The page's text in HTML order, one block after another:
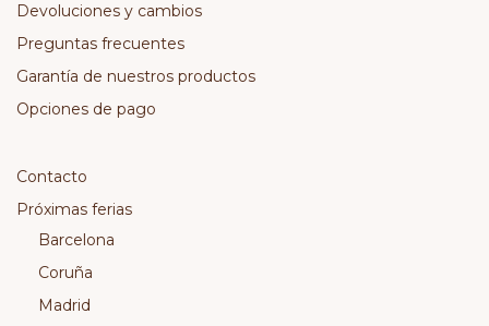
Devoluciones y cambios
Preguntas frecuentes
Garantía de nuestros productos
Opciones de pago
Contacto
Próximas ferias
Barcelona
Coruña
Madrid